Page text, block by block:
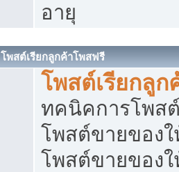
อายุ
โพสต์เรียกลูกค้าโพสฟรี
โพสต์เรียกลูก
ทคนิคการโพส
โพสต์ขายของ
โพสต์ขายของ